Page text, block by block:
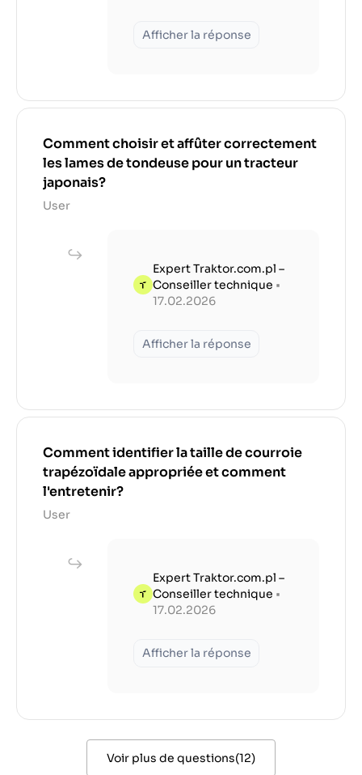
Afficher la réponse
Comment choisir et affûter correctement
les lames de tondeuse pour un tracteur
japonais?
User
Expert Traktor.com.pl –
Conseiller technique •
17.02.2026
Afficher la réponse
Comment identifier la taille de courroie
trapézoïdale appropriée et comment
l'entretenir?
User
Expert Traktor.com.pl –
Conseiller technique •
17.02.2026
Afficher la réponse
Voir plus de questions(12)